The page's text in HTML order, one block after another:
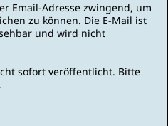
Email-Adresse zwingend, um
zu können. Die E-Mail ist
und wird nicht
sofort veröffentlicht. Bitte
.